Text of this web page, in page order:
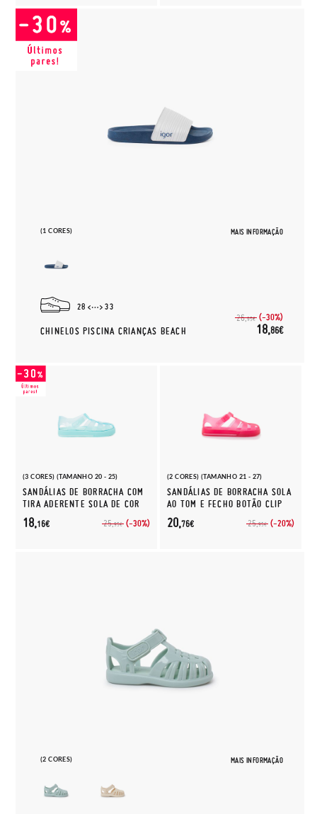
(1 CORES) MAIS INFORMAÇÃO
28 33
CHINELOS PISCINA CRIANÇAS BEACH
26,95€ (-30%)
18,86€
(3 CORES) (TAMANHO 20 - 25)
SANDÁLIAS DE BORRACHA COM
TIRA ADERENTE SOLA DE COR
25,95€ (-30%)
18,16€
(2 CORES) (TAMANHO 21 - 27)
SANDÁLIAS DE BORRACHA SOLA
AO TOM E FECHO BOTÃO CLIP
25,95€ (-20%)
20,76€
(2 CORES) MAIS INFORMAÇÃO